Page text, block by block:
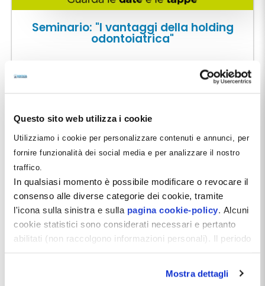
Questo sito web utilizza i cookie
Utilizziamo i cookie per personalizzare contenuti e annunci, per
fornire funzionalità dei social media e per analizzare il nostro
traffico.
In qualsiasi momento è possibile modificare o revocare il
consenso alle diverse categorie dei cookie, tramite
l'icona sulla sinistra e sulla pagina cookie-policy . Alcuni
cookie statistici sono considerati necessari e pertanto
abilitati (non raccolgono informazioni personali). Il periodo
Mostra dettagli
Seminario: "I vantaggi della holding
odontoiatrica"
odontoiatrica e vuole comprendere, in modo chiaro e
rendere più efficiente la gestione societaria.
Analizziamo quando conviene davvero adottarla, quali
benefici concreti produce e quali accorgimenti
servono per strutturarla correttamente.
Scopri quella più vicina a te.
Consulta il programma >>